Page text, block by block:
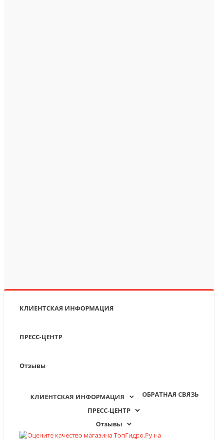
КЛИЕНТСКАЯ ИНФОРМАЦИЯ
ПРЕСС-ЦЕНТР
Отзывы
ОБРАТНАЯ СВЯЗЬ
КЛИЕНТСКАЯ ИНФОРМАЦИЯ
ПРЕСС-ЦЕНТР
Отзывы